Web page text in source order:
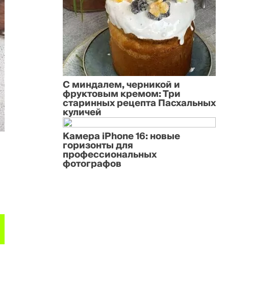
С миндалем, черникой и
фруктовым кремом: Три
старинных рецепта Пасхальных
куличей
Камера iPhone 16: новые
горизонты для
профессиональных
фотографов